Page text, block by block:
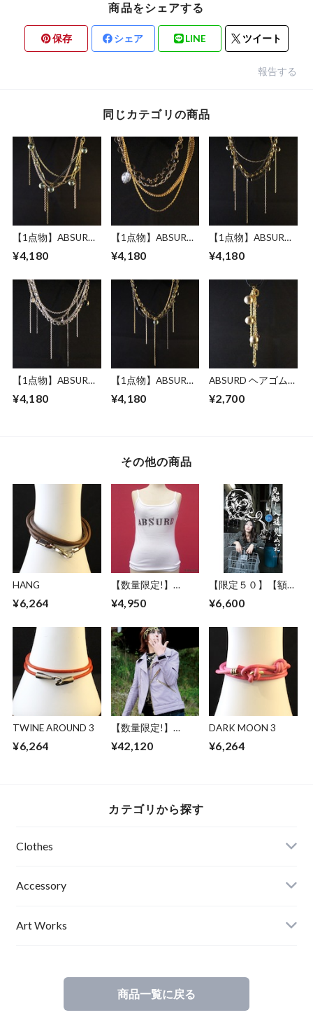
商品をシェアする
保存 シェア LINE ツイート
報告する
同じカテゴリの商品
【1点物】ABSURD
リー 16㎝ ドレス パ
ル グリーン チェー
ン ゴールド カッパ
ー ブラック Greed
¥4,180
【1点物】ABSURD
リー 16㎝ ゴールド
トカット 大ぶり ビ
ーズ ブラック樹脂
パール ドレス パー
ティー Edge of Gold
¥4,180
【1点物】ABSURD
リー 16㎝ カッパー
樹脂パール ブロン
ズドレス パーティ
¥4,180
【1点物】ABSURD
リー 16㎝ ドレス パ
¥4,180
【1点物】ABSURD
リー 17㎝ ドレス パ
of Bridge
¥4,180
ABSURD ヘアゴム
ティー ドレス チェ
¥2,700
その他の商品
HANG
¥6,264
【数量限定!】
ール ノースリーブ
白 アブサード ロゴ
LOGOCAMI（W）
¥4,950
【限定５０】【額セ
ートポスター【Bike
ART デザイン 自転
車 妖怪 道路標識 フ
ァションフォト 見
越し入道 エディシ
ョンナンバー入り
アブサード
¥6,600
TWINE AROUND 3
¥6,264
【数量限定!】
スダブルPARPLE 紫
¥42,120
DARK MOON 3
¥6,264
カテゴリから探す
Clothes
Mens
Ladies
Accessory
Art Works
商品一覧に戻る